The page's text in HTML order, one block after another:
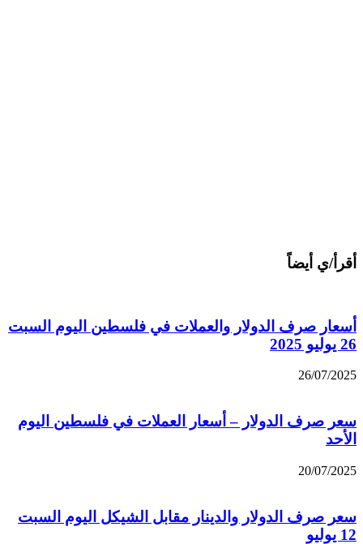
أقرأ/ي أيضاً
أسعار صرف الدولار والعملات في فلسطين اليوم السبت
26 يوليو 2025
26/07/2025
سعر صرف الدولار – أسعار العملات في فلسطين اليوم
الأحد
20/07/2025
سعر صرف الدولار والدينار مقابل الشيكل اليوم السبت
12 يوليو